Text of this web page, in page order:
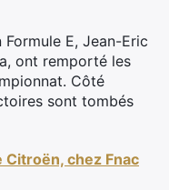
E, Jean-Eric
ont remporté les
Côté
sont tombés
chez Fnac
×